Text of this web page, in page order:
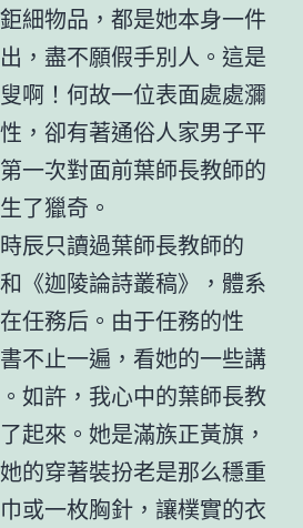
細物品，都是她本身一件
，盡不願假手別人。這是
啊！何故一位表面處處瀰
，卻有著通俗人家男子平
一次對面前葉師長教師的
了獵奇。
辰只讀過葉師長教師的
《迦陵論詩叢稿》，體系
任務后。由于任務的性
不止一遍，看她的一些講
如許，我心中的葉師長教
起來。她是滿族正黃旗，
的穿著裝扮老是那么穩重
或一枚胸針，讓樸實的衣